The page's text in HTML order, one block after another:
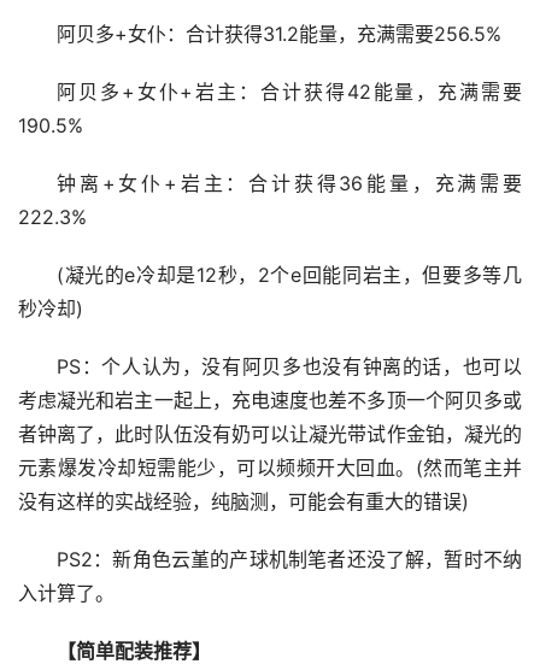
阿贝多+女仆：合计获得31.2能量，充满需要256.5%
阿贝多+女仆+岩主：合计获得42能量，充满需要
190.5%
钟离+女仆+岩主：合计获得36能量，充满需要
222.3%
(凝光的e冷却是12秒，2个e回能同岩主，但要多等几
秒冷却)
PS：个人认为，没有阿贝多也没有钟离的话，也可以
考虑凝光和岩主一起上，充电速度也差不多顶一个阿贝多或
者钟离了，此时队伍没有奶可以让凝光带试作金铂，凝光的
元素爆发冷却短需能少，可以频频开大回血。(然而笔主并
没有这样的实战经验，纯脑测，可能会有重大的错误)
PS2：新角色云堇的产球机制笔者还没了解，暂时不纳
入计算了。
【简单配装推荐】